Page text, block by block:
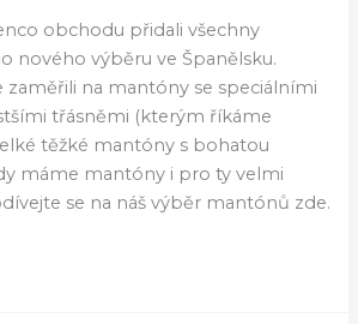
obchodu přidali všechny
nového výběru ve Španělsku.
zaměřili na mantóny se speciálními
třásněmi (kterým říkáme
těžké mantóny s bohatou
máme mantóny i pro ty velmi
se na náš výběr mantónů zde.